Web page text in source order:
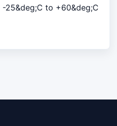
-25&deg;C to +60&deg;C